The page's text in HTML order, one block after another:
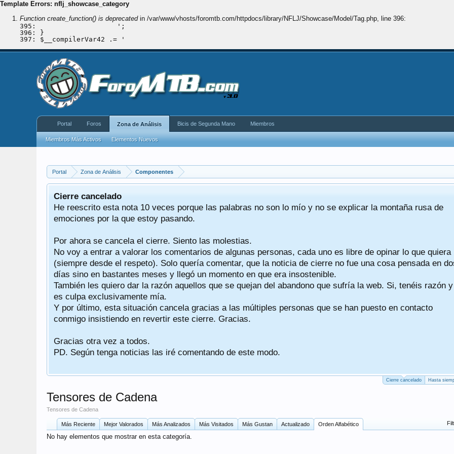
Template Errors: nflj_showcase_category
Function create_function() is deprecatedin /var/www/vhosts/foromtb.com/httpdocs/library/NFLJ/Showcase/Model/Tag.php, line 396:
395: 			';
396: }
Portal Zona de Análisis Componentes
Cierre cancelado
He reescrito esta nota 10 veces porque las palabras no son lo mío y no se explicar la montaña rusa de
emociones por la que estoy pasando.
Por ahora se cancela el cierre. Siento las molestias.
No voy a entrar a valorar los comentarios de algunas personas, cada uno es libre de opinar lo que quiera
(siempre desde el respeto). Solo quería comentar, que la noticia de cierre no fue una cosa pensada en
días sino en bastantes meses y llegó un momento en que era insostenible.
También les quiero dar la razón aquellos que se quejan del abandono que sufría la web. Si, tenéis razón y
es culpa exclusivamente mía.
Y por último, esta situación cancela gracias a las múltiples personas que se han puesto en contacto
conmigo insistiendo en revertir este cierre. Gracias.
Gracias otra vez a todos.
PD. Según tenga noticias las iré comentando de este modo.
Cierre cancelado Hasta
Tensores de Cadena
Tensores de Cadena
Más Reciente Mejor Valorados Más Analizados Más Visitados Más Gustan Actualizado Orden Alfabético
No hay elementos que mostrar en esta categoría.
Portal Foros Zona de Análisis
Miembros Más Activos Elementos Nuevos
Bicis de Segunda Mano Miembros